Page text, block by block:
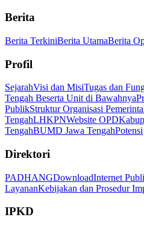
Berita
Berita TerkiniBerita UtamaBerita
Profil
SejarahVisi dan MisiTugas dan
Tengah Beserta Unit di Bawahnya
PublikStruktur Organisasi
TengahLHKPNWebsite OPD
TengahBUMD Jawa TengahPotensi
Direktori
PADHANGDownloadInternet
LayananKebijakan dan Prosedur
IPKD